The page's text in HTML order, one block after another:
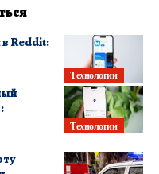
Технологии
Reddit:
Технологии